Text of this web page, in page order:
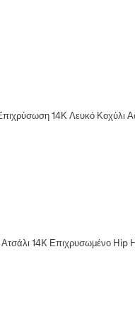
14Κ Λευκό Κοχύλι
14K Επιχρυσωμένο Hip